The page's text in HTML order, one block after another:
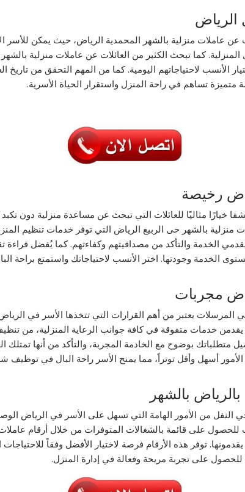
الرياض
عن عاملات منزلية بالشهر المحمدية الرياض، حيث يمكن
كما تبحث الكثير من العائلات عن عاملات منزلية
الأنسب لاحتياجاتهم اليومية. كما من المهم التحقق من تاريخ
تساهم في راحة المنزل واستقرار الحياة الأسرية.
رخيصة
خيارًا مثاليًا للعائلات التي تبحث عن مساعدة منزلية دون
منزلية بالشهر حى الربيع الرياض التي توفر خدمات تنظيم
الخدمة والتأكد من مصداقيتهم وكفاءتهم. كما يُفضل قراءة
الخدمة وجودتها. اختر الأنسب لاحتياجاتك واستمتع براحة
مجربات
المرسلات يعتبر من أهم القرارات التي تتخذها الأسر في
خدمات متفوقة في كافة جوانب الرعاية المنزلية، من
متطلباتك بوضوح مع الخادمة المجربة، والتأكد من أنها تمتلك
الأمور أسهل وأقل توتراً، مما يمنح الأسر راحة البال في توظيف
بالشهر
النفل من الأمور الهامة التي تسهل على الأسر في الرياض
للحصول على قائمة بالشغالات المتوفرات من خلال أرقام
توفر هذه الأرقام فرصة لاختيار الأفضل وفقاً
على تجربة مريحة وفعالة في إدارة المنزل.